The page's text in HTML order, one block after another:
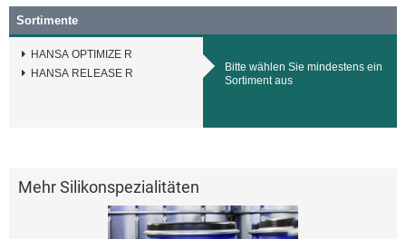
Sortimente
HANSA OPTIMIZE R
HANSA RELEASE R
Bitte wählen Sie mindestens ein
Sortiment aus
Mehr Silikonspezialitäten